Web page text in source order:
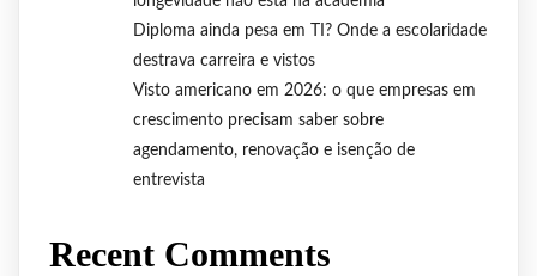
Diploma ainda pesa em TI? Onde a escolaridade
destrava carreira e vistos
Visto americano em 2026: o que empresas em
crescimento precisam saber sobre
agendamento, renovação e isenção de
entrevista
Recent Comments